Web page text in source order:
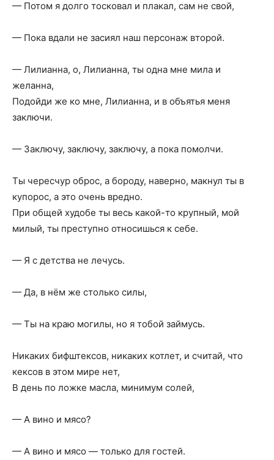
— Потом я долго тосковал и плакал, сам не свой,
— Пока вдали не засиял наш персонаж второй.
— Лилианна, о, Лилианна, ты одна мне мила и
желанна,
Подойди же ко мне, Лилианна, и в объятья меня
заключи.
— Заключу, заключу, заключу, а пока помолчи.
Ты чересчур оброс, а бороду, наверно, макнул ты в
купорос, а это очень вредно.
При общей худобе ты весь какой-то крупный, мой
милый, ты преступно относишься к себе.
— Я с детства не лечусь.
— Да, в нём же столько силы,
— Ты на краю могилы, но я тобой займусь.
Никаких бифштексов, никаких котлет, и считай, что
кексов в этом мире нет,
В день по ложке масла, минимум солей,
— А вино и мясо?
— А вино и мясо — только для гостей.